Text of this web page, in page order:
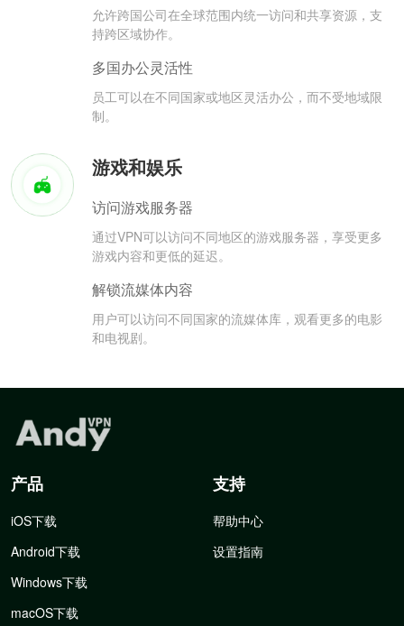
允许跨国公司在全球范围内统一访问和共享资源，支
持跨区域协作。
多国办公灵活性
员工可以在不同国家或地区灵活办公，而不受地域限
制。
游戏和娱乐
访问游戏服务器
通过VPN可以访问不同地区的游戏服务器，享受更多
游戏内容和更低的延迟。
解锁流媒体内容
用户可以访问不同国家的流媒体库，观看更多的电影
和电视剧。
产品
iOS下载
Android下载
Windows下载
macOS下载
支持
帮助中心
设置指南